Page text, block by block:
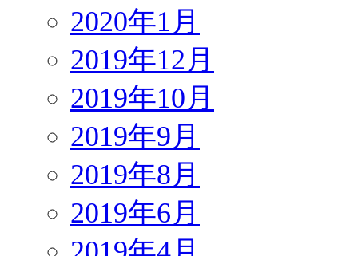
2020年1月
2019年12月
2019年10月
2019年9月
2019年8月
2019年6月